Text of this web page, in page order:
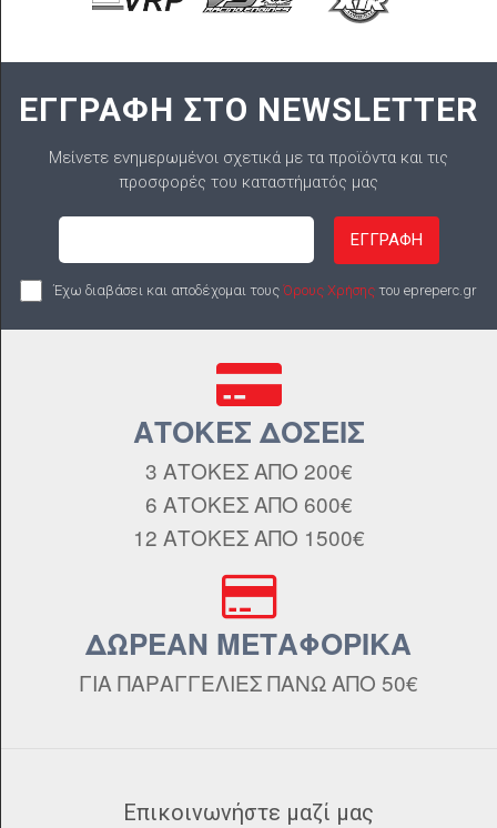
ΕΓΓΡΑΦΗ ΣΤΟ NEWSLETTER
Μείνετε ενημερωμένοι σχετικά με τα προϊόντα και τις
προσφορές του καταστήματός μας
ΕΓΓΡΑΦΗ
Έχω διαβάσει και αποδέχομαι τους Όρους Χρήσης του epreperc.gr
ΑΤΟΚΕΣ ΔΟΣΕΙΣ
3 ΑΤΟΚΕΣ ΑΠΟ 200€
6 ΑΤΟΚΕΣ ΑΠΟ 600€
12 ΑΤΟΚΕΣ ΑΠΟ 1500€
ΔΩΡΕΑΝ ΜΕΤΑΦΟΡΙΚΑ
ΓΙΑ ΠΑΡΑΓΓΕΛΙΕΣ ΠΑΝΩ ΑΠΟ 50€
Επικοινωνήστε μαζί μας